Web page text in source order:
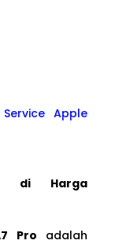
Apple
di Harga
Pro adalah